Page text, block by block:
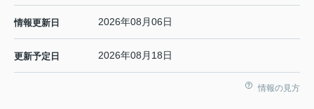
情報更新日 2026年08月06日
更新予定日 2026年08月18日
情報の見方